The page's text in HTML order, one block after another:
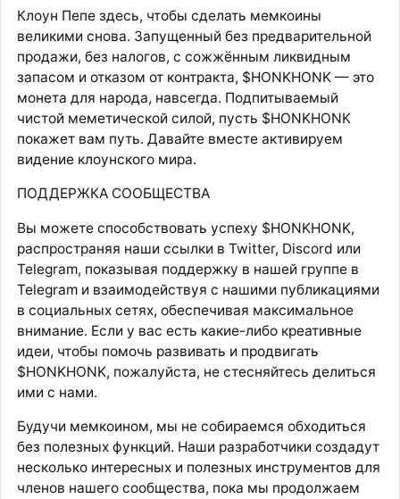
Клоун Пепе здесь, чтобы сделать мемкоины
великими снова. Запущенный без предварительной
продажи, без налогов, с сожжённым ликвидным
запасом и отказом от контракта, $HONKHONK — это
монета для народа, навсегда. Подпитываемый
чистой меметической силой, пусть $HONKHONK
покажет вам путь. Давайте вместе активируем
видение клоунского мира.
ПОДДЕРЖКА СООБЩЕСТВА
Вы можете способствовать успеху $HONKHONK,
распространяя наши ссылки в Twitter, Discord или
Telegram, показывая поддержку в нашей группе в
Telegram и взаимодействуя с нашими публикациями
в социальных сетях, обеспечивая максимальное
внимание. Если у вас есть какие-либо креативные
идеи, чтобы помочь развивать и продвигать
$HONKHONK, пожалуйста, не стесняйтесь делиться
ими с нами.
Будучи мемкоином, мы не собираемся обходиться
без полезных функций. Наши разработчики создадут
несколько интересных и полезных инструментов для
членов нашего сообщества, пока мы продолжаем